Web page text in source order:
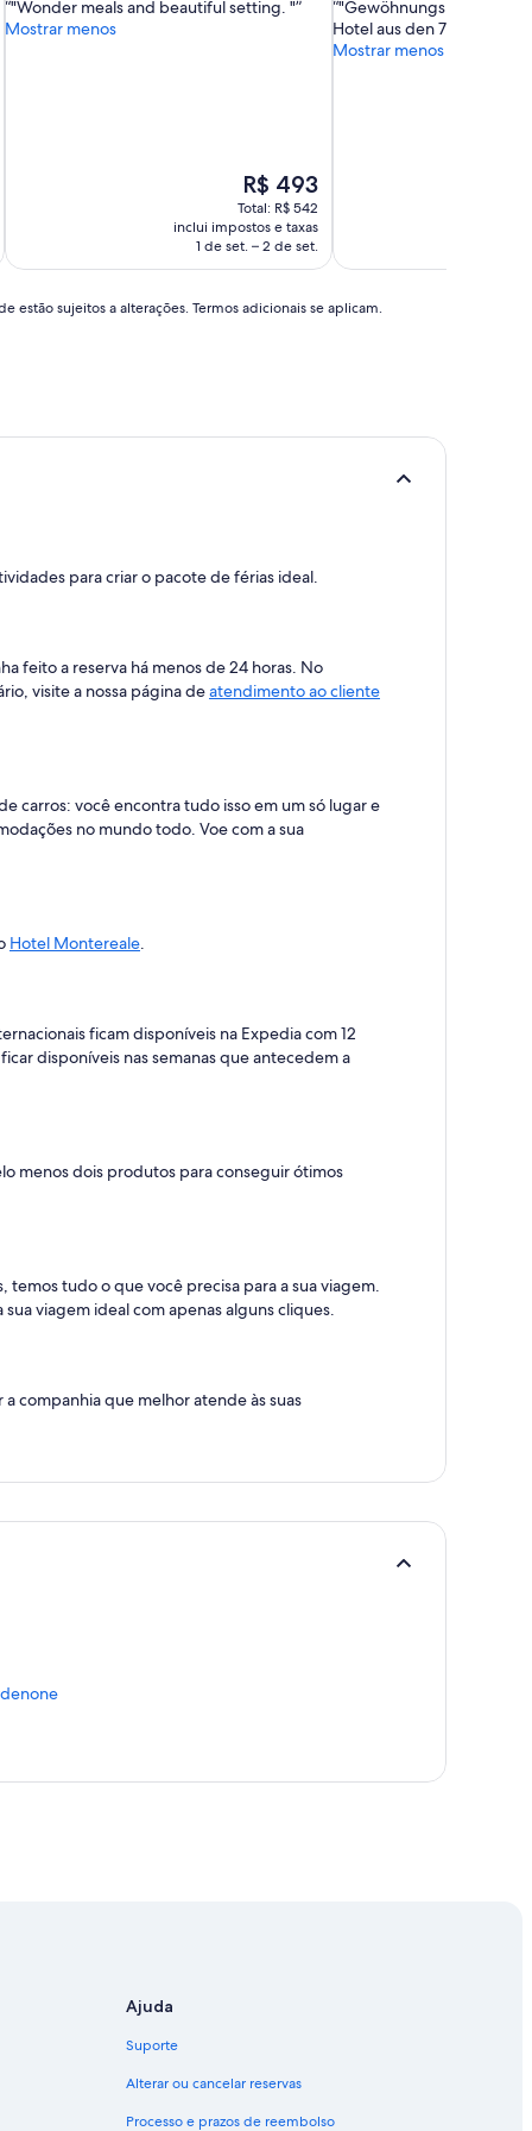
10,
Muito
"Wonder meals and beautiful setting. "
Mostrar menos
O
preço
é
de
R$ 493
R$ 493
Total: R$ 542
inclui impostos e taxas
1 de set. – 2 de set.
10,
Excelente,
(48
"Gewöhnungsbedürftig,
Hotel aus den 70er Jahren"
Mostrar menos
estão sujeitos a alterações. Termos adicionais se aplicam.
para criar o pacote de férias ideal.
feito a reserva há menos de 24 horas. No
visite a nossa página deatendimento ao cliente
carros: você encontra tudo isso em um só lugar e
no mundo todo. Voe com a sua
Hotel Montereale.
ficam disponíveis na Expedia com 12
disponíveis nas semanas que antecedem a
menos dois produtos para conseguir ótimos
temos tudo o que você precisa para a sua viagem.
viagem ideal com apenas alguns cliques.
companhia que melhor atende às suas
Ajuda
Suporte
Alterar ou cancelar reservas
Processo e prazos de reembolso